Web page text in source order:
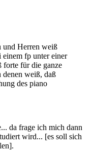
und Herren weiß
einem fp unter einer
forte für die ganze
weiß, daß
des piano
da frage ich mich dann
wird... [es soll sich